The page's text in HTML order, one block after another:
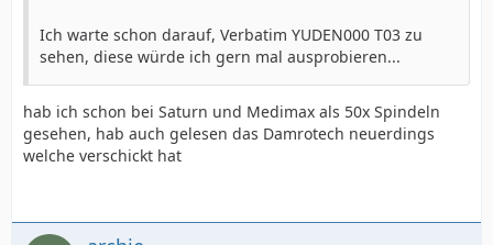
Ich warte schon darauf, Verbatim YUDEN000 T03 zu
sehen, diese würde ich gern mal ausprobieren...
hab ich schon bei Saturn und Medimax als 50x Spindeln
gesehen, hab auch gelesen das Damrotech neuerdings
welche verschickt hat